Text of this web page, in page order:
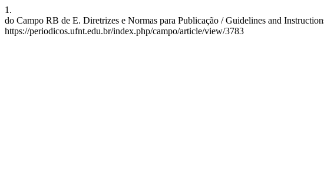
1.
do Campo RB de E. Diretrizes e Normas para Publicação / Guidelines and
https://periodicos.ufnt.edu.br/index.php/campo/article/view/3783